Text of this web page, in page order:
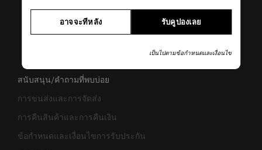
รับคูปองเลย
อาจจะทีหลัง
เป็นไปตามข้อกำหนดและเงื่อนไข
สนับสนุน/คำถามที่พบบ่อย
การขนส่งและการจัดส่ง
การคืนสินค้าและการคืนเงิน
ข้อกำหนดและเงื่อนไขการรับประกัน